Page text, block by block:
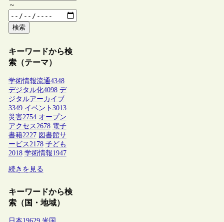
～
検索
キーワードから検
索（テーマ）
学術情報流通4348
デジタル化4098 デ
ジタルアーカイブ
3349 イベント 3013
災害2754 オープン
アクセス 2678 電子
書籍2227 図書館サ
ービス 2178 子ども
2018 学術情報1947
続きを見る
キーワードから検
索（国・地域）